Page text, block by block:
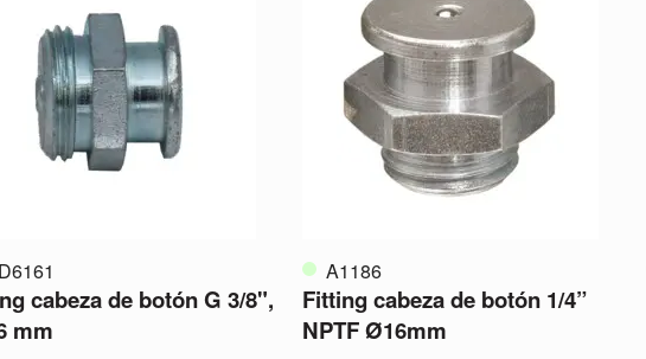
cabeza de botón G 3/8",
mm
A1186
Fitting cabeza de botón 1/4”
NPTF Ø16mm